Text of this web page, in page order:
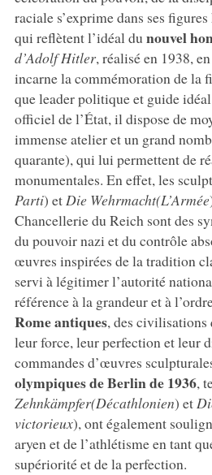
raciale s’exprime dans ses
qui reflètent l’idéal dunouvel
d’Adolf Hitler, réalisé en 1938,
incarne la commémoration de la
que leader politique et guide
officiel de l’État, il dispose de
immense atelier et un grand
quarante), qui lui permettent de
monumentales. En effet, les
Parti) etDie Wehrmacht(L’Armée
Chancellerie du Reich sont des
du pouvoir nazi et du contrôle
œuvres inspirées de la tradition
servi à légitimer l’autorité
référence à la grandeur et à
Rome antiques, des
leur force, leur perfection et leur
commandes d’œuvres
olympiques de Berlin de 1936,
Zehnkämpfer(Décathlonien) et
victorieux), ont également
aryen et de l’athlétisme en tant
supériorité et de la perfection.